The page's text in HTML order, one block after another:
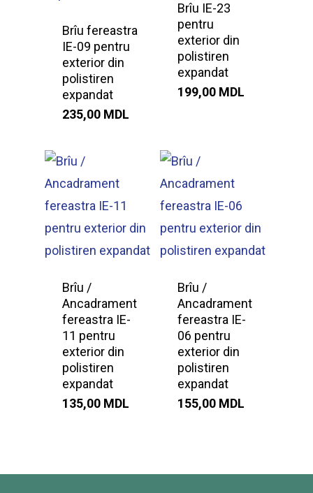
Brîu fereastra
IE-09 pentru
exterior din
polistiren
expandat
235,00 MDL
Brîu IE-23
pentru
exterior din
polistiren
expandat
199,00 MDL
Brîu /
Ancadrament
fereastra IE-
11 pentru
exterior din
polistiren
expandat
135,00 MDL
Brîu /
Ancadrament
fereastra IE-
06 pentru
exterior din
polistiren
expandat
155,00 MDL